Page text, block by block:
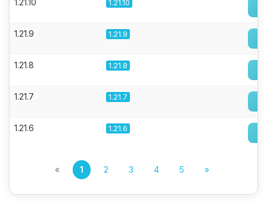
1.21.10 1.21.10
1.21.9 1.21.9
1.21.8 1.21.8
1.21.7 1.21.7
1.21.6 1.21.6
« 1 2 3 4 5 »